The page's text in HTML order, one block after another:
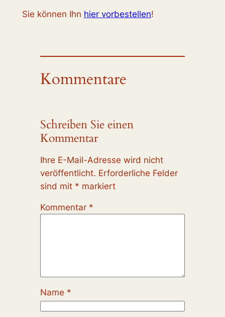
Sie können Ihn hier vorbestellen!
Kommentare
Schreiben Sie einen
Kommentar
Ihre E-Mail-Adresse wird nicht
veröffentlicht. Erforderliche Felder
sind mit * markiert
Kommentar *
Name *